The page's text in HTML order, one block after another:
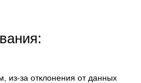
из-за отклонения от данных